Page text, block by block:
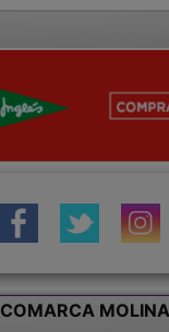
COMARCA MOLINA